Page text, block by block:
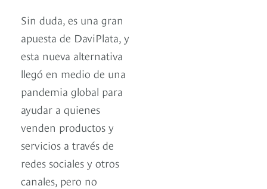
Sin duda, es una gran
apuesta de DaviPlata, y
esta nueva alternativa
llegó en medio de una
pandemia global para
ayudar a quienes
venden productos y
servicios a través de
redes sociales y otros
canales, pero no